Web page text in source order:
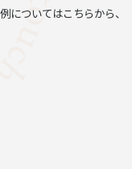
についてはこちらから、